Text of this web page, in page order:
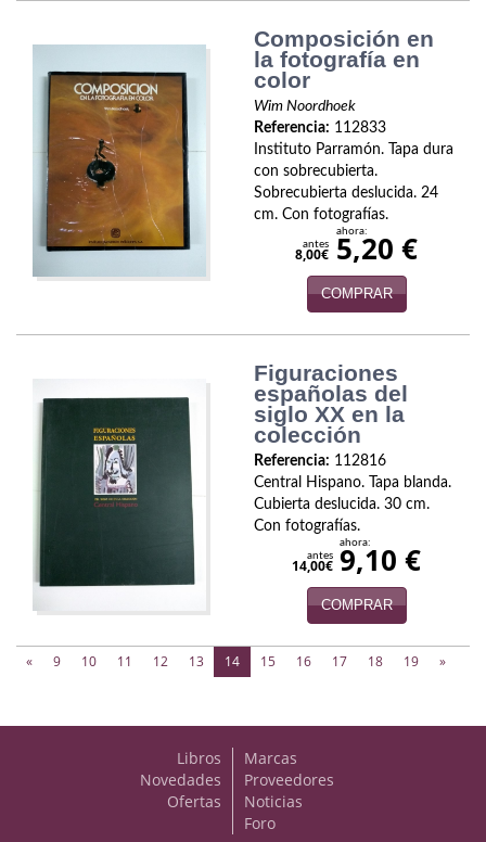
Composición en
la fotografía en
color
Wim Noordhoek
Referencia: 112833
Instituto Parramón. Tapa dura
con sobrecubierta.
Sobrecubierta deslucida. 24
cm. Con fotografías.
antes
8,00€
ahora:
5,20 €
COMPRAR
Figuraciones
españolas del
siglo XX en la
colección
Referencia: 112816
Central Hispano. Tapa blanda.
Cubierta deslucida. 30 cm.
Con fotografías.
antes
14,00€
ahora:
9,10 €
COMPRAR
« 9 10 11 12 13 14(current)
15 16 17 18 19 »
Libros
Novedades
Ofertas
Marcas
Proveedores
Noticias
Foro